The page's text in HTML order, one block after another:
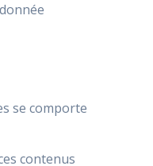
se comporte
contenus